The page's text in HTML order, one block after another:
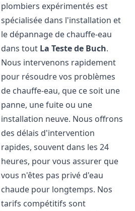
plombiers expérimentés est
spécialisée dans l'installation et
le dépannage de chauffe-eau
dans tout La Teste de Buch.
Nous intervenons rapidement
pour résoudre vos problèmes
de chauffe-eau, que ce soit une
panne, une fuite ou une
installation neuve. Nous offrons
des délais d'intervention
rapides, souvent dans les 24
heures, pour vous assurer que
vous n'êtes pas privé d'eau
chaude pour longtemps. Nos
tarifs compétitifs sont